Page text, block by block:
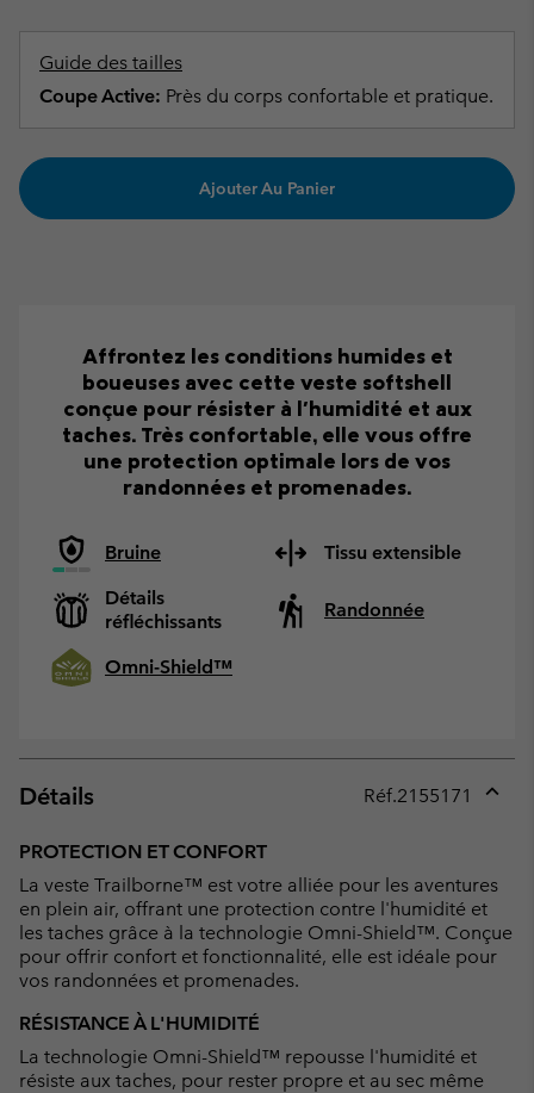
Guide des tailles
Coupe Active: Près du corps confortable et pratique.
Ajouter Au Panier
Affrontez les conditions humides et
boueuses avec cette veste softshell
conçue pour résister à l'humidité et aux
taches. Très confortable, elle vous offre
une protection optimale lors de vos
randonnées et promenades.
Bruine
Tissu extensible
Détails
réfléchissants
Randonnée
Omni-Shield™
Détails Réf.2155171
PROTECTION ET CONFORT
La veste Trailborne™ est votre alliée pour les aventures
en plein air, offrant une protection contre l'humidité et
les taches grâce à la technologie Omni-Shield™. Conçue
pour offrir confort et fonctionnalité, elle est idéale pour
vos randonnées et promenades.
RÉSISTANCE À L'HUMIDITÉ
La technologie Omni-Shield™ repousse l'humidité et
résiste aux taches, pour rester propre et au sec même